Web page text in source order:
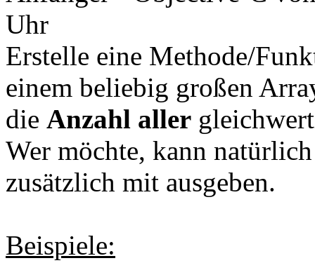
Uhr
Erstelle eine Methode/
einem beliebig großen
die Anzahl aller
Wer möchte, kann
zusätzlich mit ausgeben.
Beispiele: